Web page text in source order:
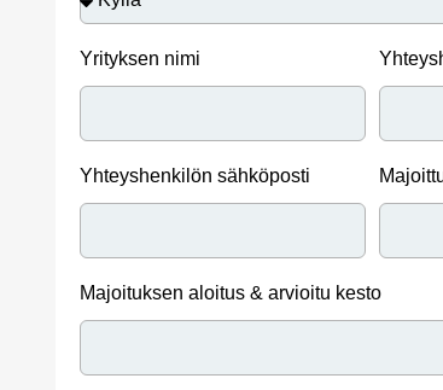
Yrityksen nimi
Yhteyshenkilön sähköposti
Majoituksen aloitus & arvioitu kesto